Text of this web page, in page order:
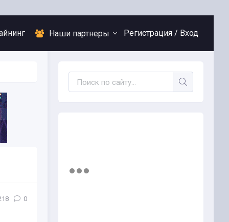
Наши партнеры Регистрация / Вход
0